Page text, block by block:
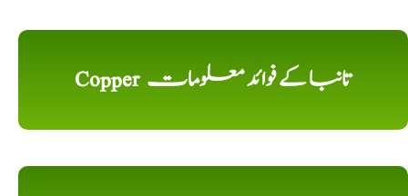
Copper تانبا کے فوائد معلومات